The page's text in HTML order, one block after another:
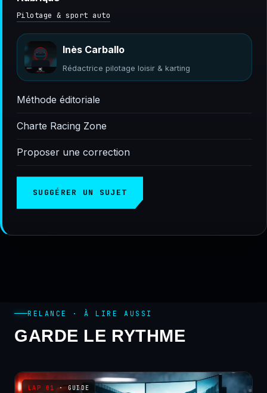
Pilotage & sport auto
Inès Carballo
Rédactrice pilotage loisir & karting
Méthode éditoriale
Charte Racing Zone
Proposer une correction
SUGGÉRER UN SUJET
RELANCE · À LIRE AUSSI
GARDE LE RYTHME
· GUIDE